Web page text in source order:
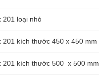
201 loại nhỏ
kích thước 450 x 450 mm
201 kích thước 500 x 500 mm